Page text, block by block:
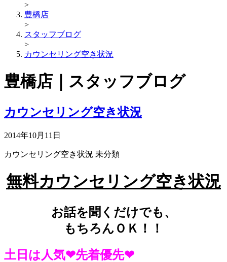
>
豊橋店
>
スタッフブログ
>
カウンセリング空き状況
豊橋店｜スタッフブログ
カウンセリング空き状況
2014年10月11日
カウンセリング空き状況 未分類
無料カウンセリング空き状況
お話を聞くだけでも、
もちろんＯＫ！！
土日は人気❤先着優先❤